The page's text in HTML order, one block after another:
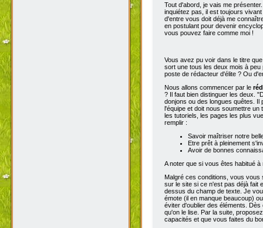
Tout d'abord, je vais me
inquiétez pas, il est toujours
d'entre vous doit déjà me
en postulant pour devenir
vous pouvez faire comme moi !
Vous avez pu voir dans le titre
sort une tous les deux mois à
poste de rédacteur d'élite ? Ou
Nous allons commencer par le
? Il faut bien distinguer les deux.
donjons ou des longues quêtes. Il
l'équipe et doit nous soumettre un
les tutoriels, les pages les plus
remplir :
Savoir maîtriser notre
Etre prêt à pleinement
Avoir de bonnes
A noter que si vous êtes habitué
Malgré ces conditions, vous
sur le site si ce n'est pas déjà fait
dessus du champ de texte. Je
émote (il en manque beaucoup)
éviter d'oublier des éléments.
qu'on le lise. Par la suite,
capacités et que vous faites du